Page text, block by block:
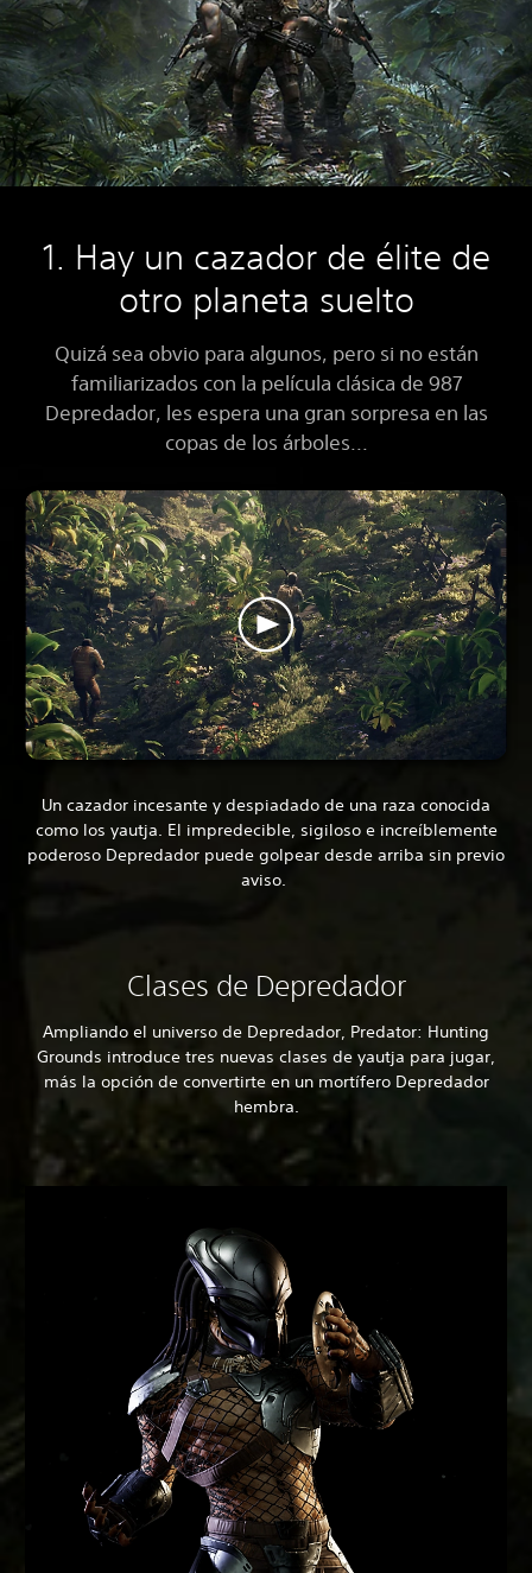
1. Hay un cazador de élite de
otro planeta suelto
Quizá sea obvio para algunos, pero si no están
familiarizados con la película clásica de 987
Depredador, les espera una gran sorpresa en las
copas de los árboles...
Un cazador incesante y despiadado de una raza conocida
como los yautja. El impredecible, sigiloso e increíblemente
poderoso Depredador puede golpear desde arriba sin previo
aviso.
Clases de Depredador
Ampliando el universo de Depredador, Predator: Hunting
Grounds introduce tres nuevas clases de yautja para jugar,
más la opción de convertirte en un mortífero Depredador
hembra.